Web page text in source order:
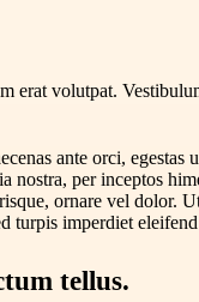
volutpat.
ante orci,
per inceptos
ornare vel
turpis imperdiet
tellus.